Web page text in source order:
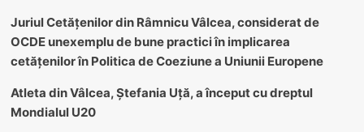
Juriul Cetățenilor din Râmnicu Vâlcea, considerat de
OCDE unexemplu de bune practici în implicarea
cetățenilor în Politica de Coeziune a Uniunii Europene
Atleta din Vâlcea, Ștefania Uță, a început cu dreptul
Mondialul U20